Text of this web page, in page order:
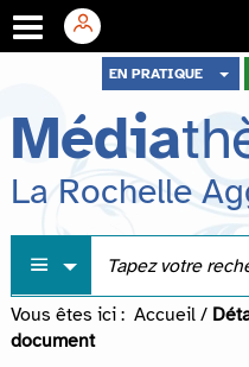
menu
contenu
recherche
EN PRATIQUE
Média
La Rochelle
Vous êtes ici : Accueil /
document